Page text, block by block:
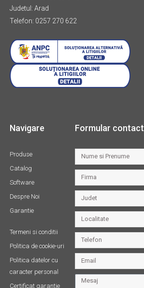
Judetul: Arad
Telefon: 0257 270 622
Navigare
Produse
Catalog
Software
Despre Noi
Garantie
Termeni si conditii
Politica de cookie-uri
Politica datelor cu
caracter personal
Certificat garantie
Formular contact